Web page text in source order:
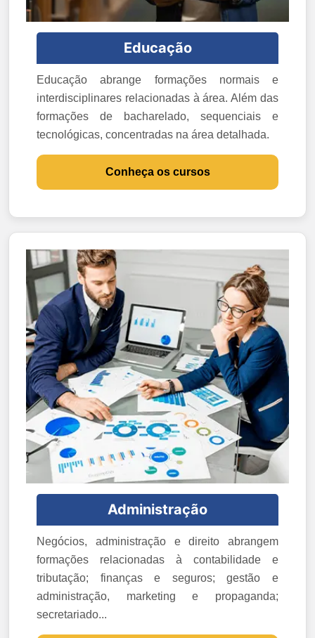
Educação
Educação abrange formações normais e
interdisciplinares relacionadas à área. Além das
formações de bacharelado, sequenciais e
tecnológicas, concentradas na área detalhada.
Conheça os cursos
Administração
Negócios, administração e direito abrangem
formações relacionadas à contabilidade e
tributação; finanças e seguros; gestão e
administração, marketing e propaganda;
secretariado...